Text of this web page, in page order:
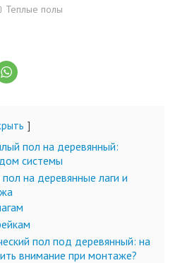
Теплые полы
пол на деревянный:
системы
на деревянные лаги и
пол под деревянный: на
внимание при монтаже?